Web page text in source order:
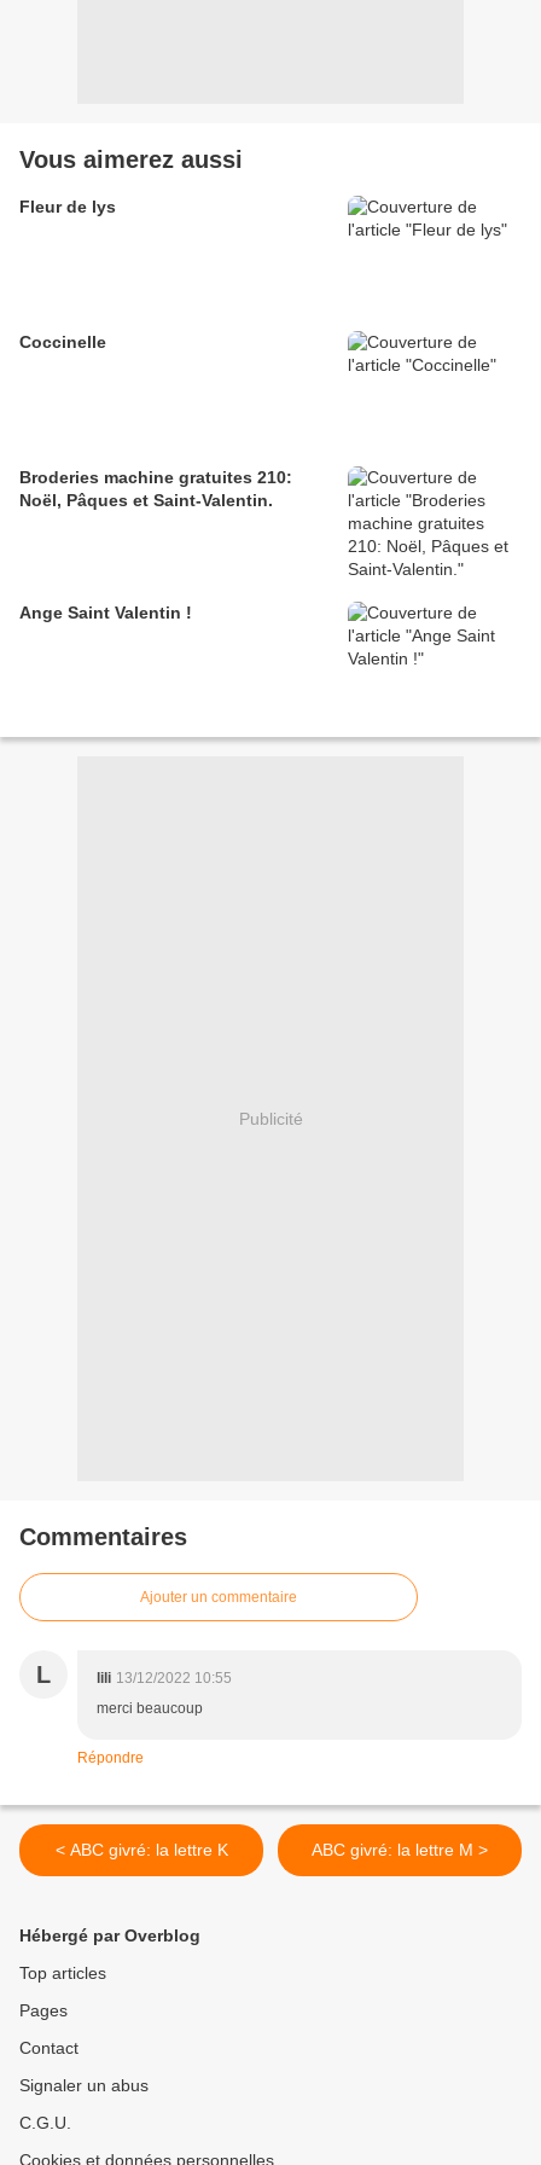
Vous aimerez aussi
Fleur de lys
Coccinelle
Broderies machine gratuites 210:
Noël, Pâques et Saint-Valentin.
Ange Saint Valentin !
Publicité
Commentaires
Ajouter un commentaire
L lili 13/12/2022 10:55
merci beaucoup
Répondre
< ABC givré: la lettre K ABC givré: la lettre M >
Hébergé par Overblog
Top articles
Pages
Contact
Signaler un abus
C.G.U.
Cookies et données personnelles